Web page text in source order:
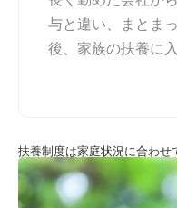
与と違い、まとま
後、家族の扶養に
扶養制度は家庭状況に合わせ